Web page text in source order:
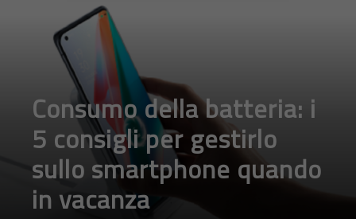
Consumo della batteria: i
5 consigli per gestirlo
sullo smartphone quando
in vacanza